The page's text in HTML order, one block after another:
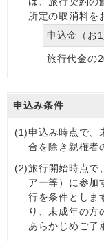
所定の取消料を
申込金（お1
旅行代金の
申込み条件
(1)申込み時点で、
合を除き親権者
(2)旅行開始時点で
アー等）に参加
行を条件としま
り、未成年の方
あらかじめご了